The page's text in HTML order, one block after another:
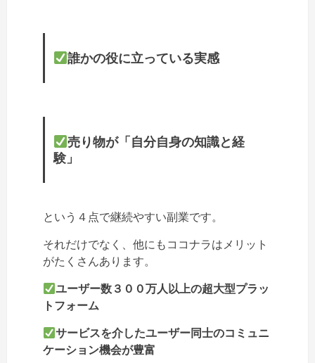
誰かの役に立っている実感
売り物が「自分自身の知識と経
験」
という４点で継続やすい副業です。
それだけでなく、他にもココナラはメリット
がたくさんあります。
ユーザー数３００万人以上の超大型プラッ
トフォーム
サービスを介したユーザー同士のコミュニ
ケーション機会が豊富